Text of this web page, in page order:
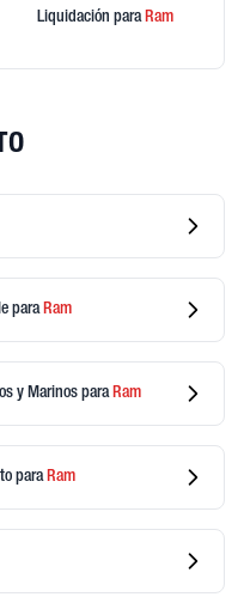
Liquidación paraRam
para Ram
y Marinos para Ram
para Ram